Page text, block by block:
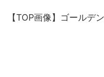
【TOP画像】ゴールデ